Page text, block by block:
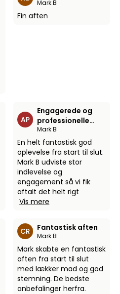
Mark B
Fin aften
AP
Engagerede og
professionelle
kokke
Mark B
En helt fantastisk god
oplevelse fra start til slut.
Mark B udviste stor
indlevelse og
engagement så vi fik
aftalt det helt rigt
Vis mere
CR Fantastisk aften
Mark B
Mark skabte en fantastisk
aften fra start til slut
med lækker mad og god
stemning. De bedste
anbefalinger herfra.